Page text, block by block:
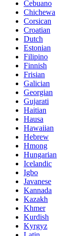
Cebuano
Chichewa
Corsican
Croatian
Dutch
Estonian
Filipino
Finnish
Frisian
Galician
Georgian
Gujarati
Haitian
Hausa
Hawaiian
Hebrew
Hmong
Hungarian
Icelandic
Igbo
Javanese
Kannada
Kazakh
Khmer
Kurdish
Kyrgyz